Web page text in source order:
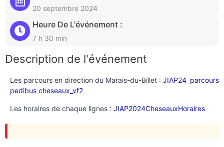
20 septembre 2024
Heure De L'événement :
7 h 30 min
Description de l'événement
Les parcours en direction du Marais-du-Billet : JIAP24_parcours
pedibus cheseaux_vf2
Les horaires de chaque lignes : JIAP2024CheseauxHoraires